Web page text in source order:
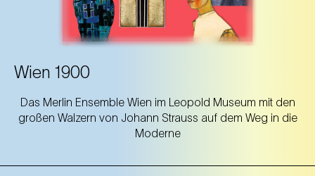
Wien 1900
Das Merlin Ensemble Wien im Leopold Museum mit den
großen Walzern von Johann Strauss auf dem Weg in die
Moderne